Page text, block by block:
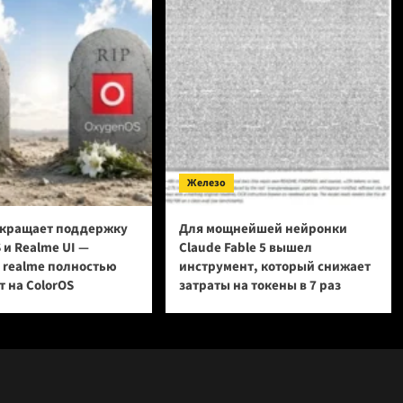
поддержку
и Realme UI —
realme полностью
на ColorOS
Железо
Для мощнейшей нейронки
Claude Fable 5 вышел
инструмент, который снижает
затраты на токены в 7 раз